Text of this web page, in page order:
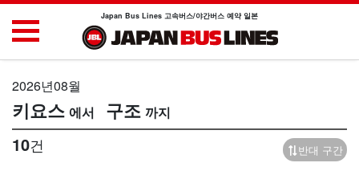
Japan Bus Lines 고속버스/야간버스 예약 일본
2026년08월
키요스 구조
10건 반대 구간